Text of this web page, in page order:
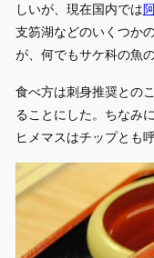
しいが、現在国内では
支笏湖などのいくつか
が、何でもサケ科の魚
食べ方は刺身推奨との
ることにした。ちなみ
ヒメマスはチップとも